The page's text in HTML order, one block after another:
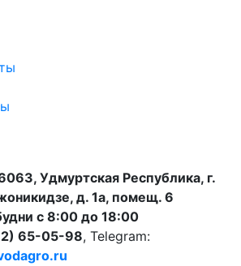
Удмуртская Республика, г.
д. 1а, помещ. 6
с 8:00 до 18:00
65-05-98, Telegram: